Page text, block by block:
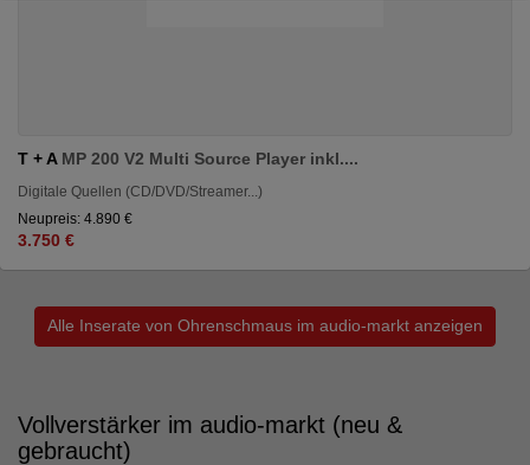
T + A MP 200 V2 Multi Source Player inkl....
Digitale Quellen (CD/DVD/Streamer...)
Neupreis: 4.890 €
3.750 €
Alle Inserate von Ohrenschmaus im audio-markt anzeigen
Vollverstärker im audio-markt (neu &
gebraucht)